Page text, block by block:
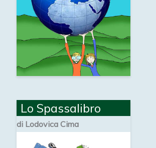
Lo Spassalibro
di Lodovica Cima